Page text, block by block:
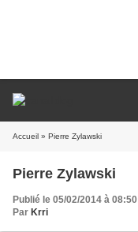
Accueil » Pierre Zylawski
Pierre Zylawski
Publié le 05/02/2014 à 08:50
Par Krri